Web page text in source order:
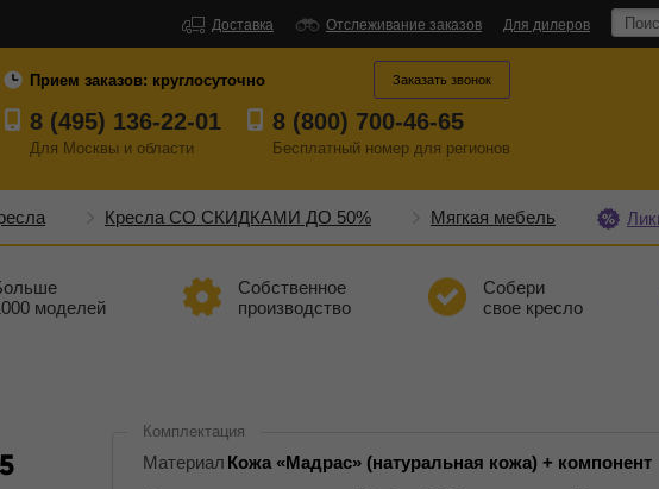
Доставка Отслеживание заказов Для дилеров
Прием заказов: круглосуточно
8 (495) 136-22-01
Для Москвы и области
8 (800) 700-46-65
Бесплатный номер для регионов
Заказать звонок
Кресла СО СКИДКАМИ ДО 50% Мягкая мебель
моделей
Собственное
производство
Собери
свое кресло
Комплектация
Материал Кожа «Мадрас» (натуральная кожа) + компонент